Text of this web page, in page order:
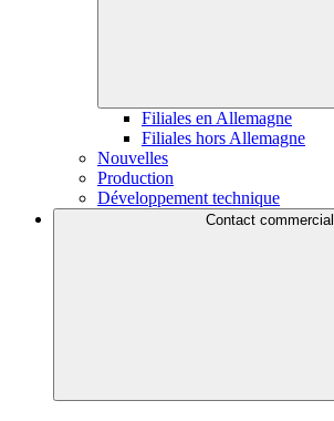
Filiales en Allemagne
Filiales hors Allemagne
Nouvelles
Production
Développement technique
Contact commercial